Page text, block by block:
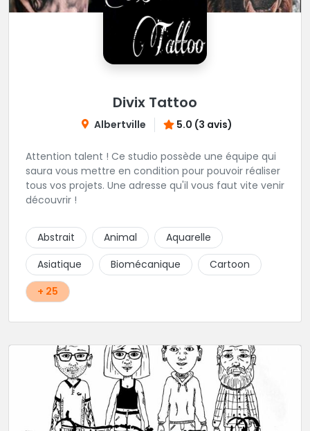
Divix Tattoo
Albertville 5.0 (3 avis)
Attention talent ! Ce studio possède une équipe qui
saura vous mettre en condition pour pouvoir réaliser
tous vos projets. Une adresse qu'il vous faut vite venir
découvrir !
Abstrait Animal
Aquarelle
Asiatique
Biomécanique
Cartoon
+ 25